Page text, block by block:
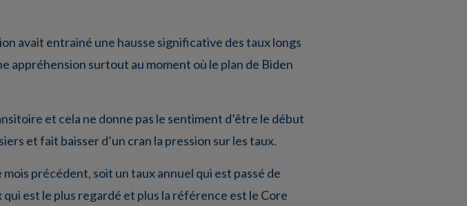
avait entrainé une hausse significative des taux longs
appréhension surtout au moment où le plan de Biden
et cela ne donne pas le sentiment d’être le début
et fait baisser d’un cran la pression sur les taux.
précédent, soit un taux annuel qui est passé de
est le plus regardé et plus la référence est le Core